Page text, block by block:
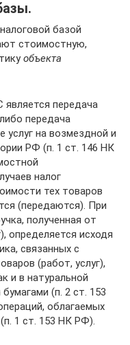
базой
стоимостную,
объекта
передача
передача
услуг на возмездной и
РФ (п. 1 ст. 146 НК
налог
тех товаров
(передаются). При
полученная от
определяется исходя
связанных с
(работ, услуг),
и в натуральной
(п. 2 ст. 153
облагаемых
1 ст. 153 НК РФ).